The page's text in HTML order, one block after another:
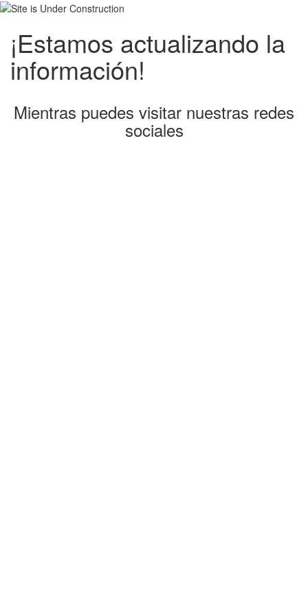
¡Estamos actualizando la
información!
Mientras puedes visitar nuestras redes
sociales